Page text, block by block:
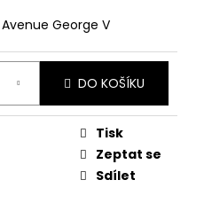
Avenue George V
DO KOŠÍKU
Tisk
Zeptat se
Sdílet